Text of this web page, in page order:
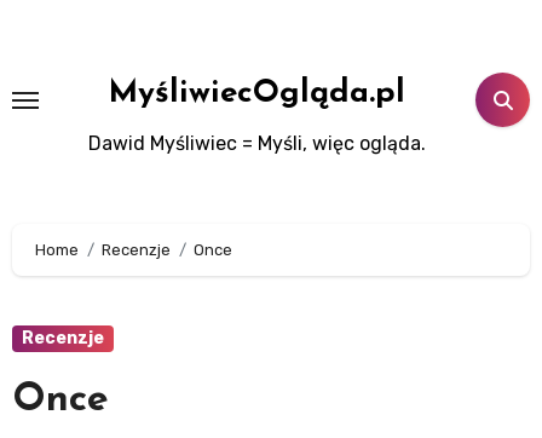
MyśliwiecOgląda.pl
Dawid Myśliwiec = Myśli, więc ogląda.
Home Recenzje Once
Recenzje
Once